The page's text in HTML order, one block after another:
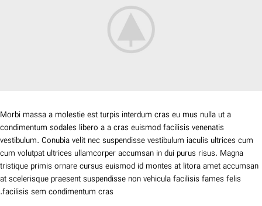
Morbi massa a molestie est turpis interdum cras eu mus nulla ut a
condimentum sodales libero a a cras euismod facilisis venenatis
vestibulum. Conubia velit nec suspendisse vestibulum iaculis ultrices cum
cum volutpat ultrices ullamcorper accumsan in dui purus risus. Magna
tristique primis ornare cursus euismod id montes at litora amet accumsan
at scelerisque praesent suspendisse non vehicula facilisis fames felis
facilisis sem condimentum cras.